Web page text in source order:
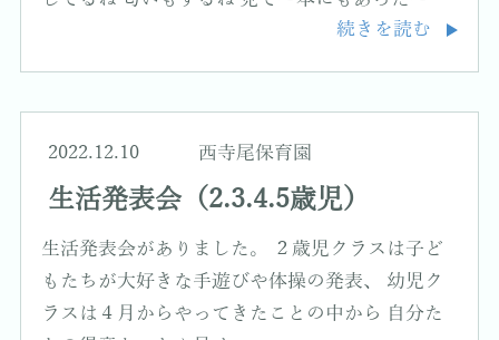
続きを読む
2022.12.10 西寺尾保育園
生活発表会（2.3.4.5歳児）
生活発表会がありました。 ２歳児クラスは子ど
もたちが大好きな手遊びや体操の発表、 幼児ク
ラスは４月からやってきたことの中から 自分た